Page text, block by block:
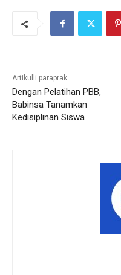
Artikulli paraprak
Dengan Pelatihan PBB,
Babinsa Tanamkan
Kedisiplinan Siswa